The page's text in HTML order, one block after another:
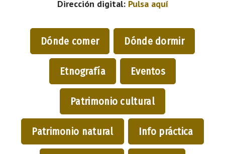
Dirección digital: Pulsa aquí
Dónde comer Dónde dormir
Etnografía Eventos
Patrimonio cultural
Patrimonio natural Info práctica